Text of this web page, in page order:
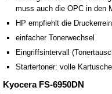
muss auch die OPC in den
HP empfiehlt die
einfacher Tonerwechsel
Eingriffsintervall
Startertoner: volle Kartusche
Kyocera FS-6950DN